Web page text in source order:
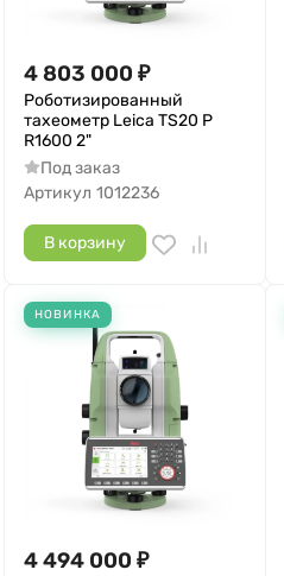
4 803 000 ₽
Роботизированный
тахеометр Leica TS20 P
R1600 2"
Под заказ
Артикул 1012236
В корзину
НОВИНКА
4 494 000 ₽